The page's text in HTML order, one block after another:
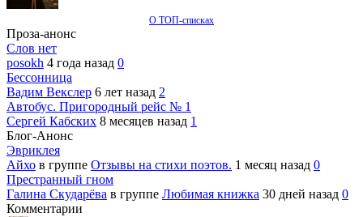
О ТОП-списках
Проза-анонс
Слов нет
posokh 4 года назад 0
Бессонница
Вадим Векслер 6 лет назад 2
Автобус. Пригородный рейс № 1
Сергей Кабских 8 месяцев назад 1
Блог-Анонс
Эвриклея
Айхо в группе Отзывы на стихи поэтов. 1 месяц назад 0
Престранный гном
Галина Скударёва в группе Любимая книжка 30 дней назад 0
Комментарии